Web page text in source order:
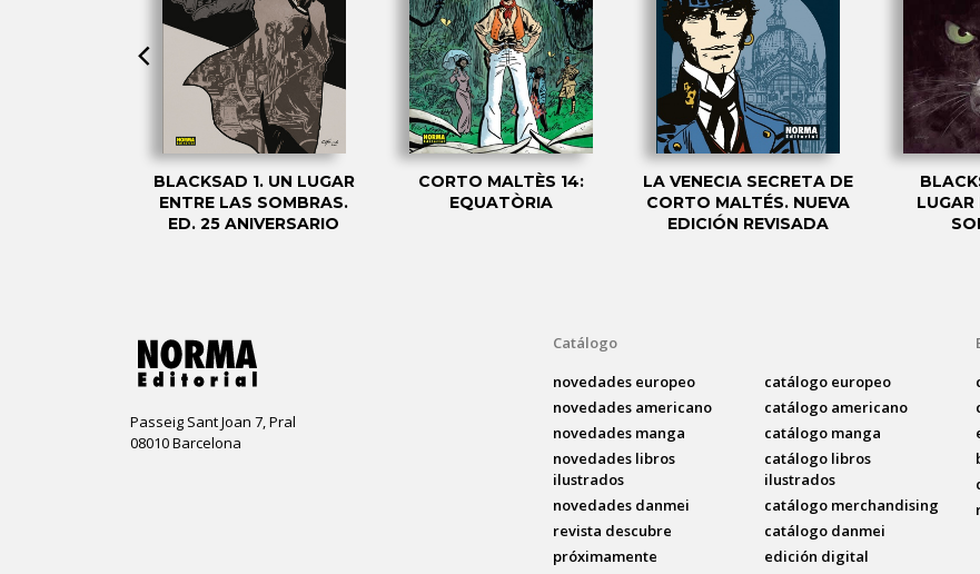
BLACKSAD 1. UN LUGAR
ENTRE LAS SOMBRAS.
ED. 25 ANIVERSARIO
CORTO MALTÈS 14:
EQUATÒRIA
LA VENECIA SECRETA DE
CORTO MALTÉS. NUEVA
EDICIÓN REVISADA
LUGAR
Passeig Sant Joan 7, Pral
08010 Barcelona
Catálogo
novedades europeo
novedades americano
novedades manga
novedades libros
ilustrados
novedades danmei
revista descubre
próximamente
catálogo europeo
catálogo americano
catálogo manga
catálogo libros
ilustrados
catálogo merchandising
catálogo danmei
edición digital